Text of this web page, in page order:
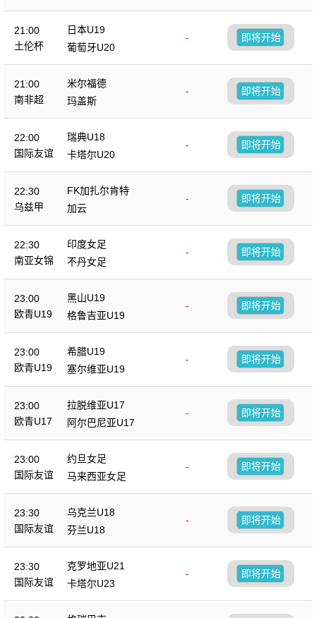
21:00
土伦杯
日本U19
-
葡萄牙U20
即将开始
21:00
南非超
米尔福德
-
玛盖斯
即将开始
22:00
国际友谊
瑞典U18
-
卡塔尔U20
即将开始
22:30
乌兹甲
FK加扎尔肯特
-
加云
即将开始
22:30
南亚女锦
印度女足
-
不丹女足
即将开始
23:00
欧青U19
黑山U19
-
格鲁吉亚U19
即将开始
23:00
欧青U19
希腊U19
-
塞尔维亚U19
即将开始
23:00
欧青U17
拉脱维亚U17
-
阿尔巴尼亚U17
即将开始
23:00
国际友谊
约旦女足
-
马来西亚女足
即将开始
23:30
国际友谊
乌克兰U18
-
芬兰U18
即将开始
23:30
国际友谊
克罗地亚U21
-
卡塔尔U23
即将开始